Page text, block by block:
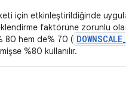
için etkinleştirildiğinde
faktörüne zorunlu
80 hem de% 70 (
%80 kullanılır.